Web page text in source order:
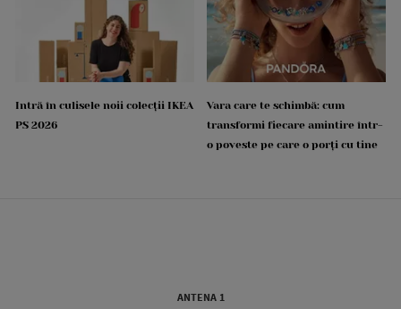
Intră în culisele noii colecții IKEA
PS 2026
Vara care te schimbă: cum
transformi fiecare amintire într-
o poveste pe care o porți cu tine
ANTENA 1